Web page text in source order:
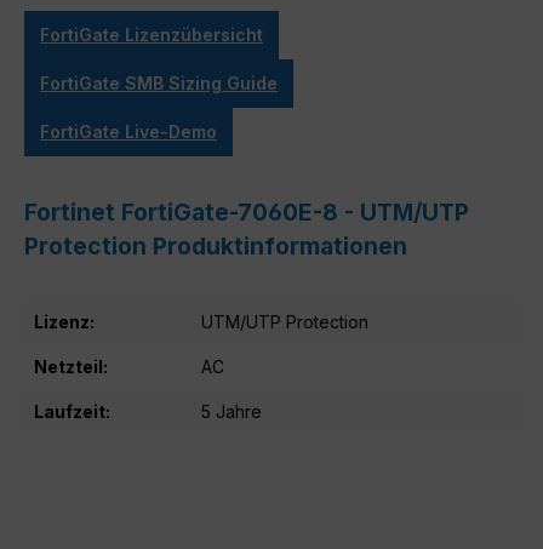
FortiGate Lizenzübersicht
FortiGate SMB Sizing Guide
FortiGate Live-Demo
Fortinet FortiGate-7060E-8 - UTM/UTP
Protection Produktinformationen
Lizenz: UTM/UTP Protection
Netzteil: AC
Laufzeit: 5 Jahre